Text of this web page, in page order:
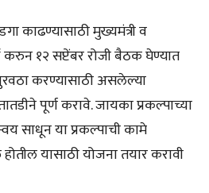
काढण्यासाठी मुख्यमंत्री व
करुन १२ सप्टेंबर रोजी बैठक घेण्यात
करण्यासाठी असलेल्या
पूर्ण करावे. जायका प्रकल्पाच्या
साधून या प्रकल्पाची कामे
यासाठी योजना तयार करावी